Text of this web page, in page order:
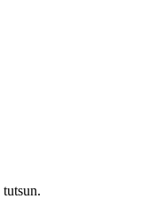
tutsun.